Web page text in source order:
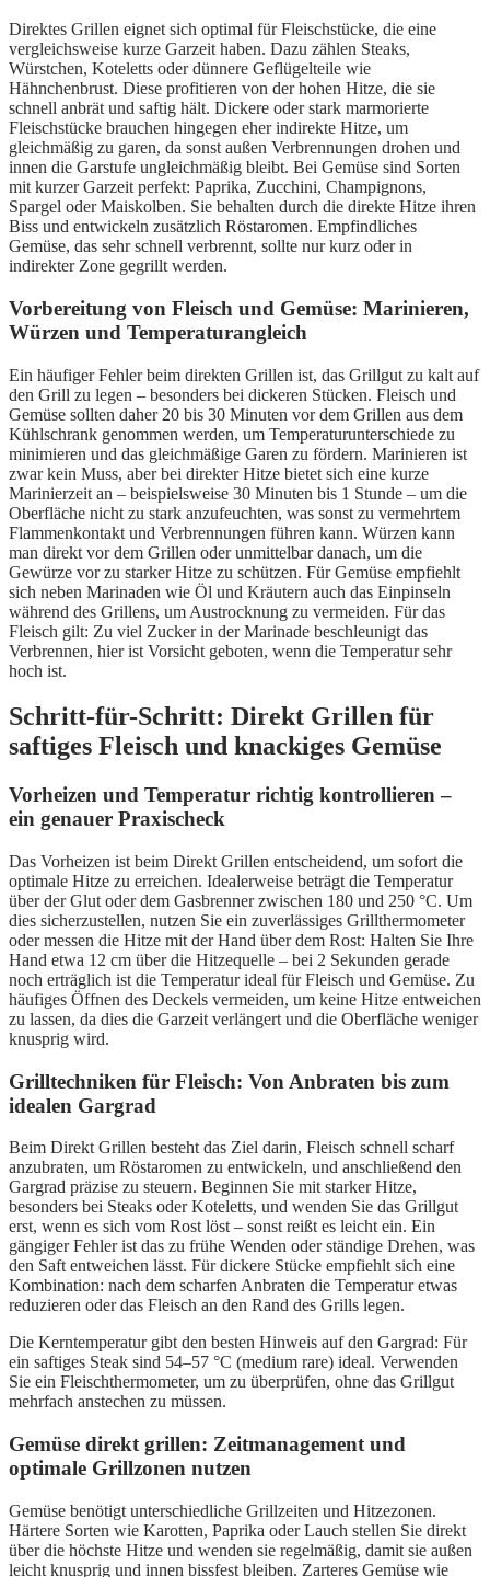
Direktes Grillen eignet sich optimal für Fleischstücke, die eine
vergleichsweise kurze Garzeit haben. Dazu zählen Steaks,
Würstchen, Koteletts oder dünnere Geflügelteile wie
Hähnchenbrust. Diese profitieren von der hohen Hitze, die sie
schnell anbrät und saftig hält. Dickere oder stark marmorierte
Fleischstücke brauchen hingegen eher indirekte Hitze, um
gleichmäßig zu garen, da sonst außen Verbrennungen drohen und
innen die Garstufe ungleichmäßig bleibt. Bei Gemüse sind Sorten
mit kurzer Garzeit perfekt: Paprika, Zucchini, Champignons,
Spargel oder Maiskolben. Sie behalten durch die direkte Hitze ihren
Biss und entwickeln zusätzlich Röstaromen. Empfindliches
Gemüse, das sehr schnell verbrennt, sollte nur kurz oder in
indirekter Zone gegrillt werden.
Vorbereitung von Fleisch und Gemüse: Marinieren,
Würzen und Temperaturangleich
Ein häufiger Fehler beim direkten Grillen ist, das Grillgut zu kalt auf
den Grill zu legen – besonders bei dickeren Stücken. Fleisch und
Gemüse sollten daher 20 bis 30 Minuten vor dem Grillen aus dem
Kühlschrank genommen werden, um Temperaturunterschiede zu
minimieren und das gleichmäßige Garen zu fördern. Marinieren ist
zwar kein Muss, aber bei direkter Hitze bietet sich eine kurze
Marinierzeit an – beispielsweise 30 Minuten bis 1 Stunde – um die
Oberfläche nicht zu stark anzufeuchten, was sonst zu vermehrtem
Flammenkontakt und Verbrennungen führen kann. Würzen kann
man direkt vor dem Grillen oder unmittelbar danach, um die
Gewürze vor zu starker Hitze zu schützen. Für Gemüse empfiehlt
sich neben Marinaden wie Öl und Kräutern auch das Einpinseln
während des Grillens, um Austrocknung zu vermeiden. Für das
Fleisch gilt: Zu viel Zucker in der Marinade beschleunigt das
Verbrennen, hier ist Vorsicht geboten, wenn die Temperatur sehr
hoch ist.
Schritt-für-Schritt: Direkt Grillen für
saftiges Fleisch und knackiges Gemüse
Vorheizen und Temperatur richtig kontrollieren –
ein genauer Praxischeck
Das Vorheizen ist beim Direkt Grillen entscheidend, um sofort die
optimale Hitze zu erreichen. Idealerweise beträgt die Temperatur
über der Glut oder dem Gasbrenner zwischen 180 und 250 °C. Um
dies sicherzustellen, nutzen Sie ein zuverlässiges Grillthermometer
oder messen die Hitze mit der Hand über dem Rost: Halten Sie Ihre
Hand etwa 12 cm über die Hitzequelle – bei 2 Sekunden gerade
noch erträglich ist die Temperatur ideal für Fleisch und Gemüse. Zu
häufiges Öffnen des Deckels vermeiden, um keine Hitze entweichen
zu lassen, da dies die Garzeit verlängert und die Oberfläche weniger
knusprig wird.
Grilltechniken für Fleisch: Von Anbraten bis zum
idealen Gargrad
Beim Direkt Grillen besteht das Ziel darin, Fleisch schnell scharf
anzubraten, um Röstaromen zu entwickeln, und anschließend den
Gargrad präzise zu steuern. Beginnen Sie mit starker Hitze,
besonders bei Steaks oder Koteletts, und wenden Sie das Grillgut
erst, wenn es sich vom Rost löst – sonst reißt es leicht ein. Ein
gängiger Fehler ist das zu frühe Wenden oder ständige Drehen, was
den Saft entweichen lässt. Für dickere Stücke empfiehlt sich eine
Kombination: nach dem scharfen Anbraten die Temperatur etwas
reduzieren oder das Fleisch an den Rand des Grills legen.
Die Kerntemperatur gibt den besten Hinweis auf den Gargrad: Für
ein saftiges Steak sind 54–57 °C (medium rare) ideal. Verwenden
Sie ein Fleischthermometer, um zu überprüfen, ohne das Grillgut
mehrfach anstechen zu müssen.
Gemüse direkt grillen: Zeitmanagement und
optimale Grillzonen nutzen
Gemüse benötigt unterschiedliche Grillzeiten und Hitzezonen.
Härtere Sorten wie Karotten, Paprika oder Lauch stellen Sie direkt
über die höchste Hitze und wenden sie regelmäßig, damit sie außen
leicht knusprig und innen bissfest bleiben. Zarteres Gemüse wie